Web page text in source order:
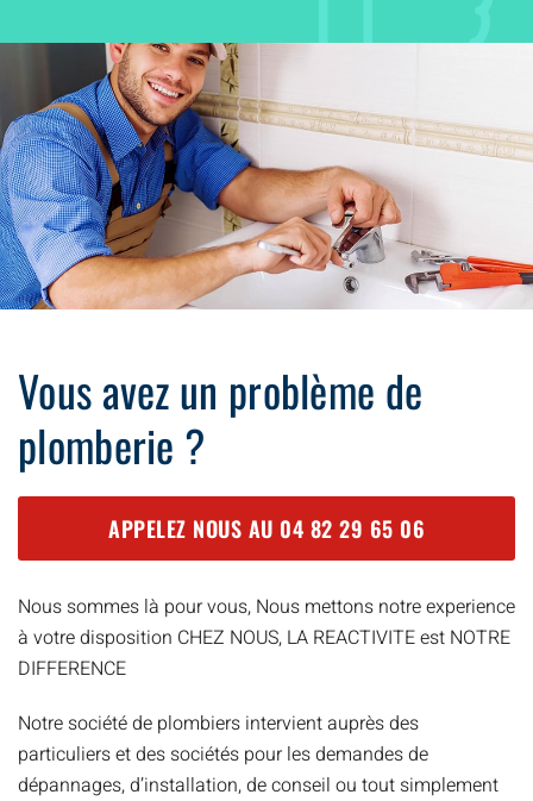
Vous avez un problème de
plomberie ?
APPELEZ NOUS AU 04 82 29 65 06
Nous sommes là pour vous, Nous mettons notre experience
à votre disposition CHEZ NOUS, LA REACTIVITE est NOTRE
DIFFERENCE
Notre société de plombiers intervient auprès des
particuliers et des sociétés pour les demandes de
dépannages, d’installation, de conseil ou tout simplement